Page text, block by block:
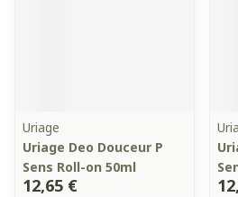
Uriage
Uriage Deo Douceur P
Sens Roll-on 50ml
12,65 €